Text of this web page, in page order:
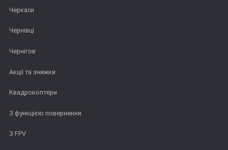
Черкаси
Чернівці
Чернігов
Акції та знижки
Квадрокоптери
З функцією повернення
З FPV